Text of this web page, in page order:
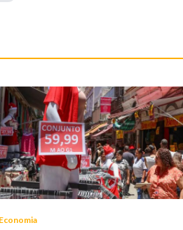
Economia